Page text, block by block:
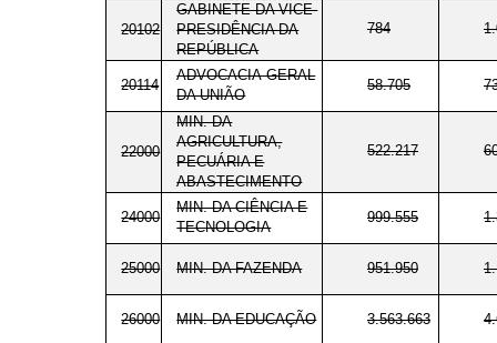
20102
GABINETE DA VICE-
PRESIDÊNCIA DA
REPÚBLICA
784
20114
ADVOCACIA-GERAL
DA UNIÃO
58.705
22000
MIN. DA
AGRICULTURA,
PECUÁRIA E
ABASTECIMENTO
522.217
24000
MIN. DA CIÊNCIA E
TECNOLOGIA
999.555
25000 MIN. DA FAZENDA 951.950
26000 MIN. DA EDUCAÇÃO 3.563.663